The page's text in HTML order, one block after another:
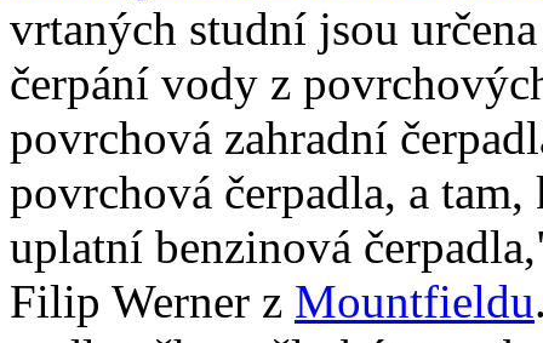
vrtaných studní jsou
čerpání vody z
povrchová zahradní
povrchová čerpadla, a
uplatní benzinová
Filip Werner z Mountfieldu